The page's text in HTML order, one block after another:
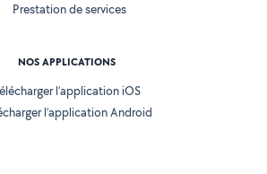
Prestation de services
NOS APPLICATIONS
l’application iOS
l’application Android